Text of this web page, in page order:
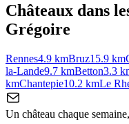
Châteaux dans
Grégoire
Rennes4.9 kmBruz15.9 km
la-Lande9.7 kmBetton3.3
kmChantepie10.2 kmLe
Un château chaque